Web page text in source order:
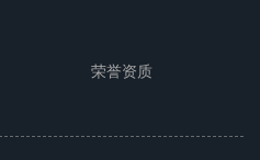
荣誉资质